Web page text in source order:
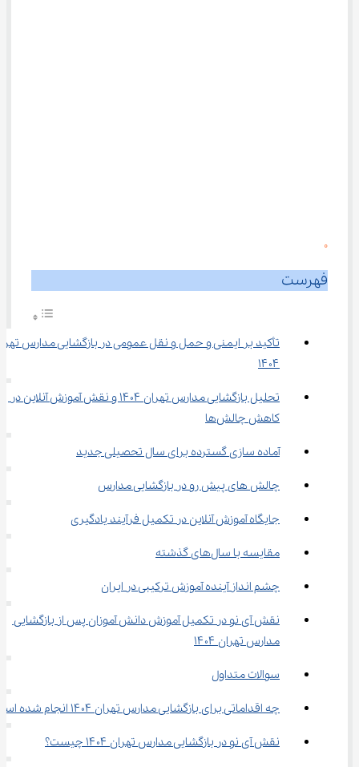
0
فهرست
تأکید بر ایمنی و حمل ‌و نقل عمومی در بازگشایی مدارس
۱۴۰۴
تحلیل بازگشایی مدارس تهران ۱۴۰۴ و نقش آموزش آنلاین در
کاهش چالش‌ها
آماده‌ سازی گسترده برای سال تحصیلی جدید
چالش ‌های پیش رو در بازگشایی مدارس
جایگاه آموزش آنلاین در تکمیل فرآیند یادگیری
مقایسه با سال‌های گذشته
چشم ‌انداز آینده آموزش ترکیبی در ایران
نقش آی‌ نو در تکمیل آموزش دانش ‌آموزان پس از بازگشایی
مدارس تهران ۱۴۰۴
سوالات متداول
چه اقداماتی برای بازگشایی مدارس تهران ۱۴۰۴ انجام شده است؟
نقش آی ‌نو در بازگشایی مدارس تهران ۱۴۰۴ چیست؟